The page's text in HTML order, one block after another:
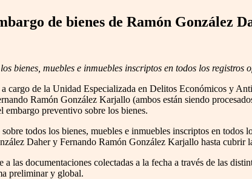
de bienes de Ramón González
bienes, muebles e inmuebles inscriptos en todos los
cargo de la Unidad Especializada en Delitos Económicos y
Ramón González Karjallo (ambos están siendo
embargo preventivo sobre los bienes.
todos los bienes, muebles e inmuebles inscriptos en
Daher y Fernando Ramón González Karjallo hasta
las documentaciones colectadas a la fecha a través de las
preliminar y global.